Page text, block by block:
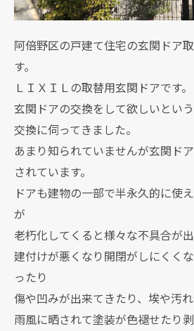
阿倍野区の戸建て住宅の玄関ドア
す。
ＬＩＸＩＬの取替用玄関ドアです。
玄関ドアの交換をして欲しいとい
交換に伺ってきました。
あまり知られていませんが玄関ド
されています。
ドアも建物の一部で半永久的に使
が
老朽化してくると様々な不具合が出
建付けが悪くなり開閉がしにくく
ったり
傷や凹みが出来てきたり、埃や汚
雨風に晒されて塗装が色褪せたり剥